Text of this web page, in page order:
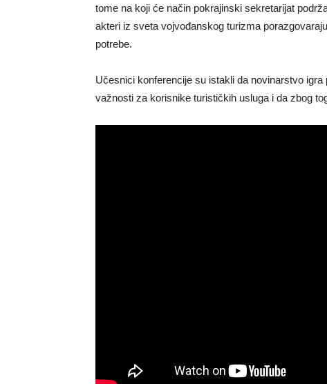
tome na koji će način pokrajinski sekretarijat
akteri iz sveta vojvođanskog turizma
potrebe.
Učesnici konferencije su istakli da novinarstvo
važnosti za korisnike turističkih usluga i da zbog